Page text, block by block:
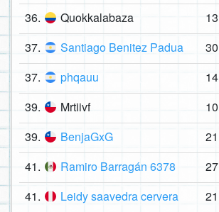
36. Quokkalabaza 13
37. Santiago Benitez Padua 30
37. phqauu 14
39. Mrtiivf 10
39. BenjaGxG 21
41. Ramiro Barragán 6378 27
41. Leidy saavedra cervera 21